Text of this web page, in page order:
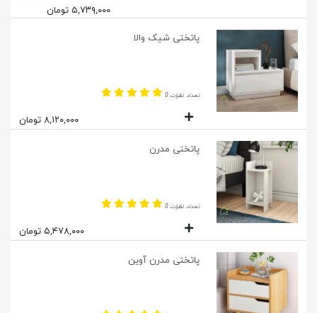
۵,۷۳۹,۰۰۰ تومان
پاتختی شیک والا
تعداد نظرات 0
۸,۱۲۰,۰۰۰ تومان
پاتختی مدرن
تعداد نظرات 0
۵,۴۷۸,۰۰۰ تومان
پاتختی مدرن آوین